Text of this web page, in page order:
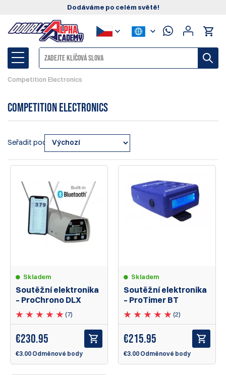
Dodáváme po celém světě!
Competition Electronics
Competition Electronics
Seřadit podle:
Skladem
Soutěžní elektronika
– ProChrono DLX
(7)
€230.95
€3.00 Odměnové body
Skladem
Soutěžní elektronika
– ProTimer BT
(2)
€215.95
€3.00 Odměnové body